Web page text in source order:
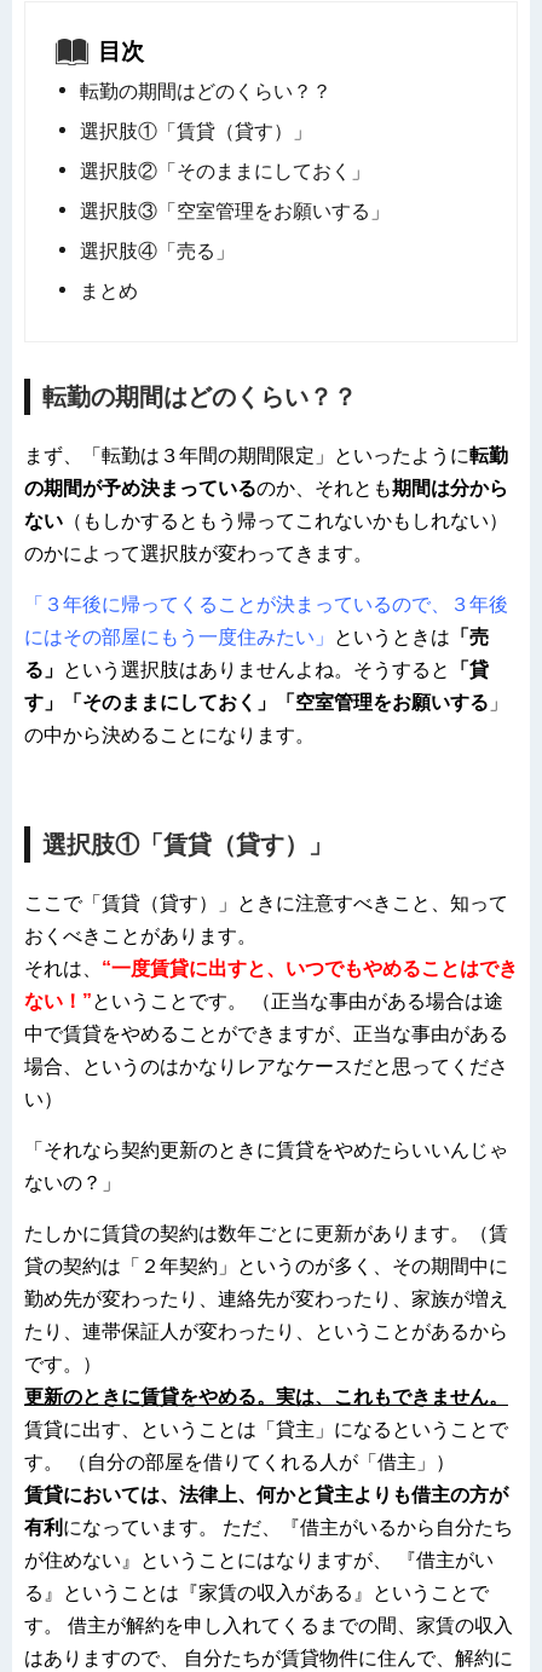
目次
転勤の期間はどのくらい？？
選択肢①「賃貸（貸す）」
選択肢②「そのままにしておく」
選択肢③「空室管理をお願いする」
選択肢④「売る」
まとめ
転勤の期間はどのくらい？？
まず、「転勤は３年間の期間限定」といったように転勤
の期間が予め決まっているのか、それとも期間は分から
ない （もしかするともう帰ってこれないかもしれない）
のかによって選択肢が変わってきます。
「３年後に帰ってくることが決まっているので、３年後
にはその部屋にもう一度住みたい」
というときは 「売
る」 という選択肢はありませんよね。そうすると
「貸
す」「そのままにしておく」「空室管理をお願いする 」
の中から決めることになります。
選択肢①「賃貸（貸す）」
ここで「賃貸（貸す）」ときに注意すべきこと、知って
おくべきことがあります。
それは
“一度賃貸に出すと、いつでもやめることはでき
ない！”ということです。 （正当な事由がある場合は途
中で賃貸をやめることができますが、正当な事由がある
場合、というのはかなりレアなケースだと思ってくださ
い）
「それなら契約更新のときに賃貸をやめたらいいんじゃ
ないの？」
たしかに賃貸の契約は数年ごとに更新があります。（賃
貸の契約は「２年契約」というのが多く、その期間中に
勤め先が変わったり、連絡先が変わったり、家族が増え
たり、連帯保証人が変わったり、ということがあるから
です。）
更新のときに賃貸をやめる。実は、これもできません。
賃貸に出す、ということは「貸主」になるということで
す。 （自分の部屋を借りてくれる人が「借主」）
賃貸においては、法律上、何かと貸主よりも借主の方が
有利 になっています。 ただ、『借主がいるから自分たち
が住めない』ということにはなりますが、 『借主がい
る』ということは『家賃の収入がある』ということで
す。 借主が解約を申し入れてくるまでの間、家賃の収入
はありますので、 自分たちが賃貸物件に住んで、解約に